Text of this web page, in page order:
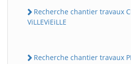
Recherche chantier travaux
ViLLEViEiLLE
Recherche chantier travaux